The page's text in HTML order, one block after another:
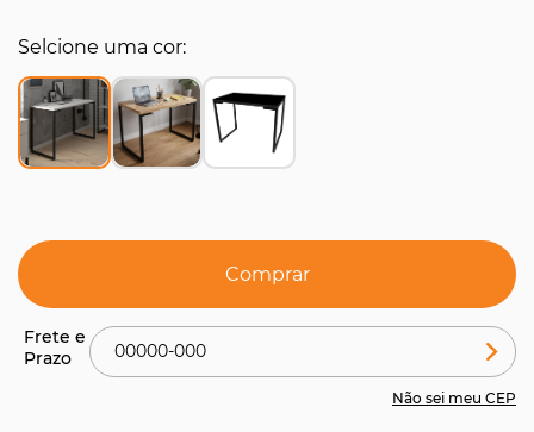
Selcione uma cor
Comprar
Não sei meu CEP